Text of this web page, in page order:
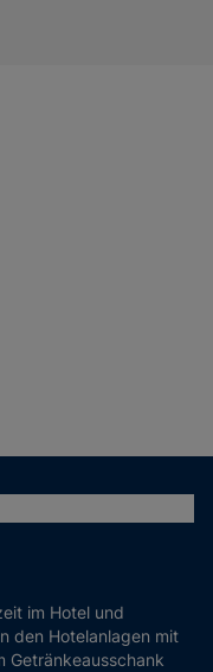
im Hotel und
den Hotelanlagen mit
Getränkeausschank